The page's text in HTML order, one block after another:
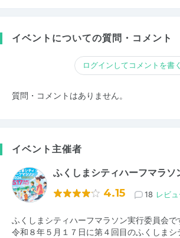
イベントについての質問・コメント
ログインしてコメントを書く
質問・コメントはありません。
イベント主催者
ふくしまシティハーフマラソ
4.15 18 レビ
ふくしまシティハーフマラソン実行委員会で
令和８年５月１７日に第４回目のふくしまシ